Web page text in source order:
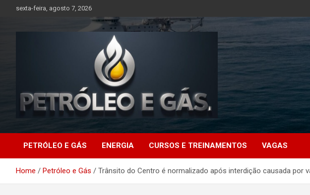
sexta-feira, agosto 7, 2026
Petróleo e Gás |
Últimas notícias
relacionadas a
PETRÓLEO E GÁS ENERGIA CURSOS E TREINAMENTOS VAGAS
Home Petróleo e Gás Trânsito do Centro é normalizado após interdição causada por